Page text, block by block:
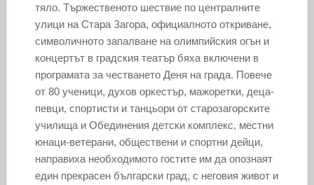
тяло. Тържественото шествие по централните
улици на Стара Загора, официалното откриване,
символичното запалване на олимпийския огън и
концертът в градския театър бяха включени в
програмата за честването Деня на града. Повече
от 80 ученици, духов оркестър, мажоретки, деца-
певци, спортисти и танцьори от старозагорските
училища и Обединения детски комплекс, местни
юнаци-ветерани, обществени и спортни дейци,
направиха необходимото гостите им да опознаят
един прекрасен български град, с неговия живот и